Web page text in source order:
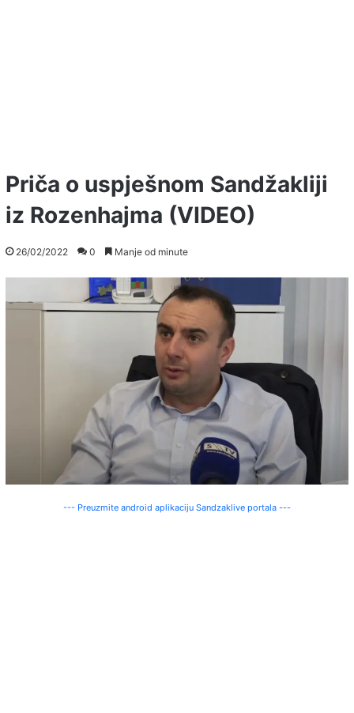
Priča o uspješnom Sandžakliji
iz Rozenhajma (VIDEO)
26/02/2022 0 Manje od minute
--- Preuzmite android aplikaciju Sandzaklive portala ---